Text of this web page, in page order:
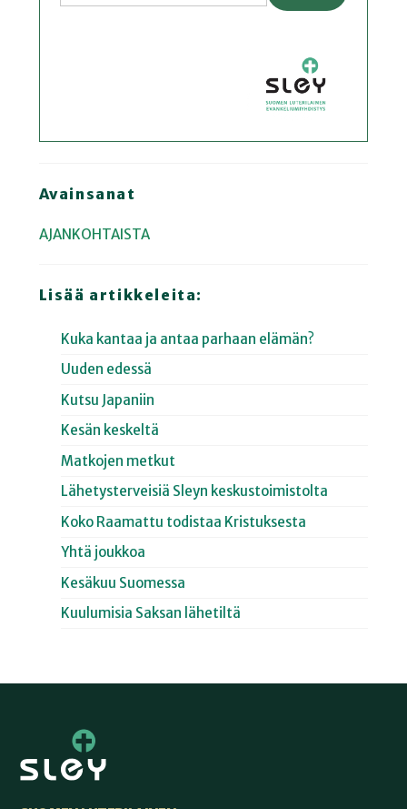
Avainsanat
AJANKOHTAISTA
Lisää artikkeleita:
Kuka kantaa ja antaa parhaan elämän?
Uuden edessä
Kutsu Japaniin
Kesän keskeltä
Matkojen metkut
Lähetysterveisiä Sleyn keskustoimistolta
Koko Raamattu todistaa Kristuksesta
Yhtä joukkoa
Kesäkuu Suomessa
Kuulumisia Saksan lähetiltä